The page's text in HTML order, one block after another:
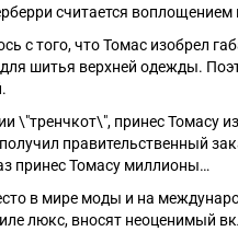
считается воплощением
с того, что Томас изобрел
шитья верхней одежды.
принес Томасу
правительственный
принес Томасу миллионы…
в мире моды и на
люкс, вносят неоценимый